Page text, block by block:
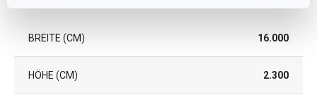
BREITE (CM) 16.000
HÖHE (CM) 2.300